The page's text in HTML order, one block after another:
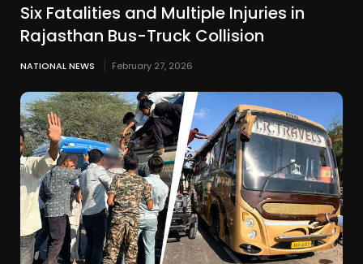
Six Fatalities and Multiple Injuries in
Rajasthan Bus-Truck Collision
NATIONAL NEWS February 27, 2026